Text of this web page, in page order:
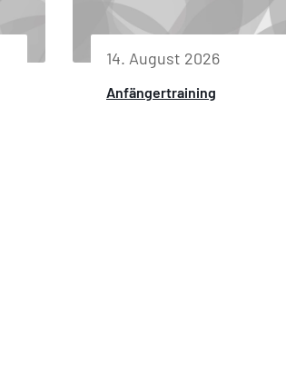
14. August 2026
Anfängertraining